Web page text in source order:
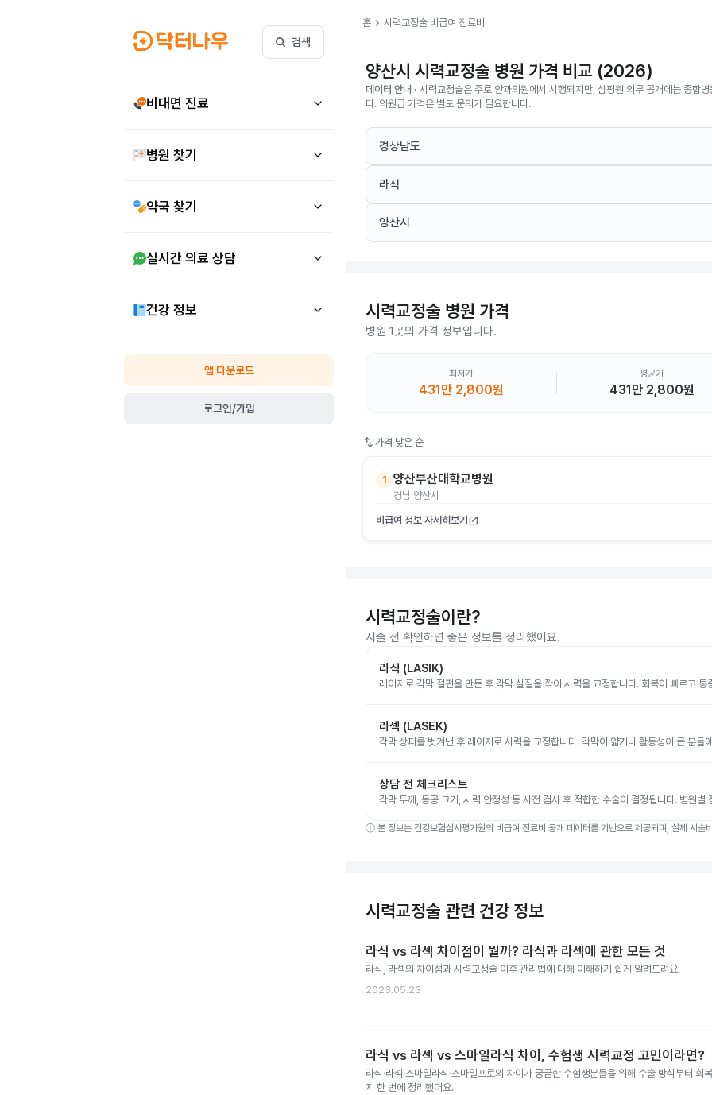
검색
비대면 진료
병원 찾기
약국 찾기
실시간 의료 상담
건강 정보
앱 다운로드
로그인/가입
홈 chevron_right 시력교정술 비급여 진료비
양산시 시력교정술 병원 가격 비교 (2026)
데이터 안내 · 시력교정술은 주로 안과의원에서 시행되지만, 심평원 의무 공개에는 종합
다. 의원급 가격은 별도 문의가 필요합니다.
경상남도
라식
양산시
시력교정술 병원 가격
병원 1곳의 가격 정보입니다.
최저가
431만 2,800원
평균가
431만 2,800원
swap_vert 가격 낮은 순
1 양산부산대학교병원
경남 양산시
비급여 정보 자세히보기 open_in_new
시력교정술이란?
시술 전 확인하면 좋은 정보를 정리했어요.
라식 (LASIK)
레이저로 각막 절편을 만든 후 각막 실질을 깎아 시력을 교정합니다. 회복이 빠르고 통
라섹 (LASEK)
각막 상피를 벗겨낸 후 레이저로 시력을 교정합니다. 각막이 얇거나 활동성이 큰 분들
상담 전 체크리스트
각막 두께, 동공 크기, 시력 안정성 등 사전 검사 후 적합한 수술이 결정됩니다. 병원별
ⓘ 본 정보는 건강보험심사평가원의 비급여 진료비 공개 데이터를 기반으로 제공되며, 실제 시술
시력교정술 관련 건강 정보
라식 vs 라섹 차이점이 뭘까? 라식과 라섹에 관한 모든 것
라식, 라섹의 차이점과 시력교정술 이후 관리법에 대해 이해하기 쉽게 알려드려요.
2023.05.23
라식 vs 라섹 vs 스마일라식 차이, 수험생 시력교정 고민이라면?
라식·라섹·스마일라식·스마일프로의 차이가 궁금한 수험생분들을 위해 수술 방식부터 회
지 한 번에 정리했어요.